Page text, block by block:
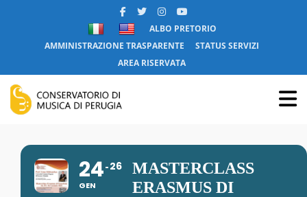
ALBO PRETORIO
AMMINISTRAZIONE TRASPARENTE
STATUS SERVIZI
AREA RISERVATA
24
GEN
26
MASTERCLASS
ERASMUS DI